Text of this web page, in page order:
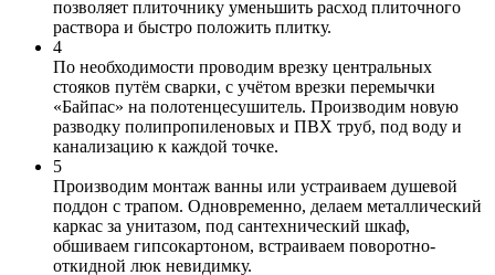
позволяет плиточнику уменьшить расход плиточного
раствора и быстро положить плитку.
4
По необходимости проводим врезку центральных
стояков путём сварки, с учётом врезки перемычки
«Байпас» на полотенцесушитель. Производим новую
разводку полипропиленовых и ПВХ труб, под воду и
канализацию к каждой точке.
5
Производим монтаж ванны или устраиваем душевой
поддон с трапом. Одновременно, делаем металлический
каркас за унитазом, под сантехнический шкаф,
обшиваем гипсокартоном, встраиваем поворотно-
откидной люк невидимку.